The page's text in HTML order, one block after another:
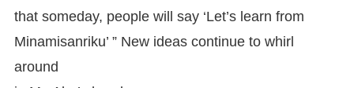
that someday, people will say ‘Let’s learn from
Minamisanriku’ ” New ideas continue to whirl
around